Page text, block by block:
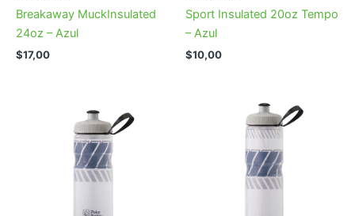
Breakaway MuckInsulated
24oz – Azul
$17,00
Sport Insulated 20oz Tempo
– Azul
$10,00